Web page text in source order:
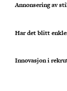
Annonsering av
Har det blitt
Innovasjon i